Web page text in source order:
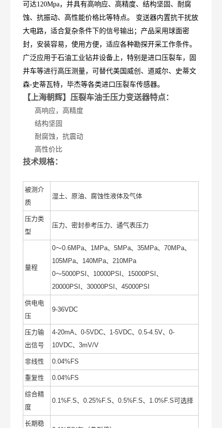
可达120Mpa，并具有高响应、高精度、结构坚固、耐腐
蚀、抗振动、高性能价格比等特点。 变送器内置抗干扰放
大电路，适合复杂条件下的信号输出；产品采用球面密
封，安装容易，使用方便，适应各种勘探开采工作条件。
广泛应用于石油工业钻井设备上，特别是进口压裂车，固
井车等进行高压测量，
可替代美国威创、道威尔、史蒂文
森-史蒂瓦特，毕杰等各类进口压裂车传感器。
【上海朝辉】压裂车油壬压力变送器特点：
高响应，高精度
结构坚固
耐腐蚀，抗震动
高性价比
技术规格：
被测介
质
湿土、原油、腐蚀性液体及气体
压力类
型
压力、密封参考压力、通气表压力
量程
0～0.6MPa、1MPa、5MPa、35MPa、70MPa、
105MPa、140MPa、210MPa
0～5000PSI、10000PSI、15000PSI、
20000PSI、30000PSI、45000PSI
供电电
压
9-36VDC
压力输
出信号
4-20mA、0-5VDC、1-5VDC、0.5-4.5V、0-
10VDC、3mV/V
非线性 0.04%FS
重复性 0.04%FS
综合精
度
0.1%F.S、0.25%F.S、0.5%F.S、1.0%F.S可选择
长期稳